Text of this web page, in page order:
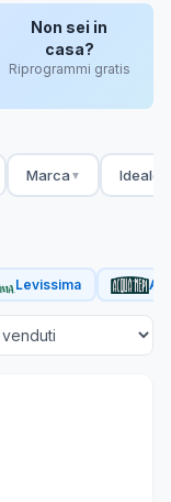
Non sei in
casa?
Riprogrammi gratis
Marca ▼ Ideale
Levissima